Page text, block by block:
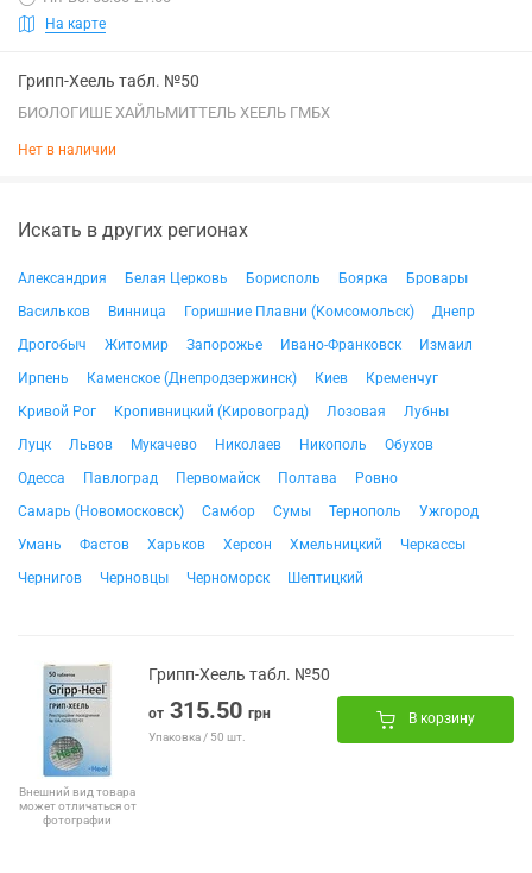
На карте
Грипп-Хеель табл. №50
БИОЛОГИШЕ ХАЙЛЬМИТТЕЛЬ ХЕЕЛЬ ГМБХ
Нет в наличии
Искать в других регионах
Александрия Белая Церковь Борисполь Боярка
Бровары
Васильков
Винница Горишние Плавни (Комсомольск)
Днепр
Дрогобыч
Житомир Запорожье Ивано-Франковск
Измаил
Ирпень
Каменское (Днепродзержинск) Киев
Кременчуг
Кривой Рог
Кропивницкий (Кировоград) Лозовая
Лубны
Луцк
Львов Мукачево Николаев Никополь
Обухов
Одесса
Павлоград Первомайск Полтава
Ровно
Самарь (Новомосковск)
Самбор Сумы Тернополь
Ужгород
Умань
Фастов Харьков Херсон Хмельницкий
Черкассы
Чернигов
Черновцы Черноморск Шептицкий
Внешний вид товара
может отличаться от
фотографии
Грипп-Хеель табл. №50
от 315.50 грн
Упаковка / 50 шт.
В корзину